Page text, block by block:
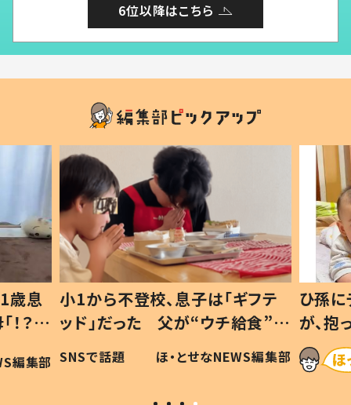
6位以降はこちら
歳息
？」
編集部
小1から不登校、息子は「ギフテ
ッド」だった 父が“ウチ給食”を
作り続ける理由とは #令和の親
#令和の子
SNSで話題 ほ・とせなNEWS編集部
ひ孫
が、
「涙が
い」